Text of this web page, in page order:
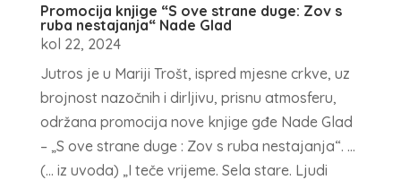
Promocija knjige “S ove strane duge: Zov s
ruba nestajanja“ Nade Glad
kol 22, 2024
Jutros je u Mariji Trošt, ispred mjesne crkve, uz
brojnost nazočnih i dirljivu, prisnu atmosferu,
održana promocija nove knjige gđe Nade Glad
– „S ove strane duge : Zov s ruba nestajanja“. …
(… iz uvoda) „I teče vrijeme. Sela stare. Ljudi